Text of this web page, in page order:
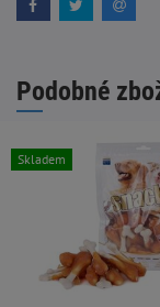
Podobné
Skladem